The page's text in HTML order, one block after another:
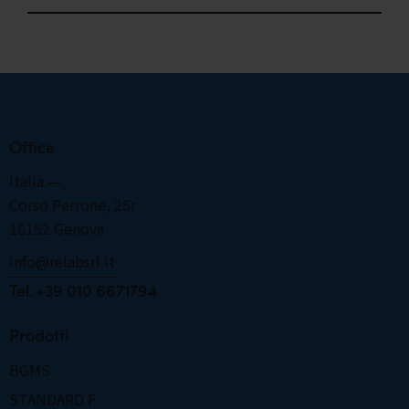
Office
Italia —
Corso Perrone, 25r
16152 Genova
info@relabsrl.it
­­­­­­­­­­­­­­­­­­­­­­­­Tel. +39 010 6671794
Prodotti
BGMS
STANDARD F